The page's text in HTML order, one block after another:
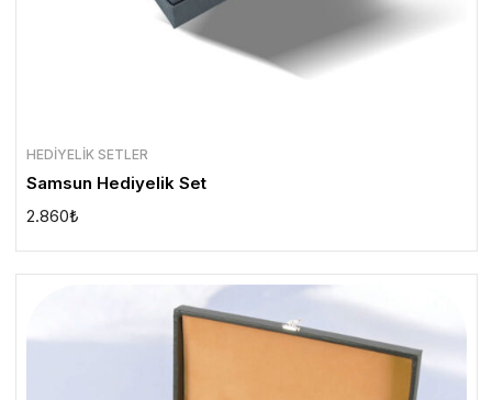
HEDIYELIK SETLER
Samsun Hediyelik Set
2.860₺